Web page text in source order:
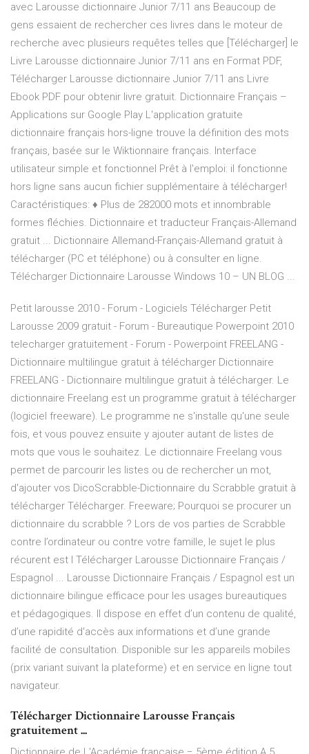
avec Larousse dictionnaire Junior 7/11 ans Beaucoup de
gens essaient de rechercher ces livres dans le moteur de
recherche avec plusieurs requêtes telles que [Télécharger] le
Livre Larousse dictionnaire Junior 7/11 ans en Format PDF,
Télécharger Larousse dictionnaire Junior 7/11 ans Livre
Ebook PDF pour obtenir livre gratuit. Dictionnaire Français –
Applications sur Google Play L'application gratuite
dictionnaire français hors-ligne trouve la définition des mots
français, basée sur le Wiktionnaire français. Interface
utilisateur simple et fonctionnel Prêt à l'emploi: il fonctionne
hors ligne sans aucun fichier supplémentaire à télécharger!
Caractéristiques: ♦ Plus de 282000 mots et innombrable
formes fléchies. Dictionnaire et traducteur Français-Allemand
gratuit ... Dictionnaire Allemand-Français-Allemand gratuit à
télécharger (PC et téléphone) ou à consulter en ligne.
Télécharger Dictionnaire Larousse Windows 10 – UN BLOG ...
Petit larousse 2010 - Forum - Logiciels Télécharger Petit
Larousse 2009 gratuit - Forum - Bureautique Powerpoint 2010
telecharger gratuitement - Forum - Powerpoint FREELANG -
Dictionnaire multilingue gratuit à télécharger Dictionnaire
FREELANG - Dictionnaire multilingue gratuit à télécharger. Le
dictionnaire Freelang est un programme gratuit à télécharger
(logiciel freeware). Le programme ne s'installe qu'une seule
fois, et vous pouvez ensuite y ajouter autant de listes de
mots que vous le souhaitez. Le dictionnaire Freelang vous
permet de parcourir les listes ou de rechercher un mot,
d'ajouter vos DicoScrabble-Dictionnaire du Scrabble gratuit à
télécharger Télécharger. Freeware; Pourquoi se procurer un
dictionnaire du scrabble ? Lors de vos parties de Scrabble
contre l’ordinateur ou contre votre famille, le sujet le plus
récurent est l Télécharger Larousse Dictionnaire Français /
Espagnol ... Larousse Dictionnaire Français / Espagnol est un
dictionnaire bilingue efficace pour les usages bureautiques
et pédagogiques. Il dispose en effet d’un contenu de qualité,
d’une rapidité d'accès aux informations et d’une grande
facilité de consultation. Disponible sur les appareils mobiles
(prix variant suivant la plateforme) et en service en ligne tout
navigateur.
Télécharger Dictionnaire Larousse Français
gratuitement ...